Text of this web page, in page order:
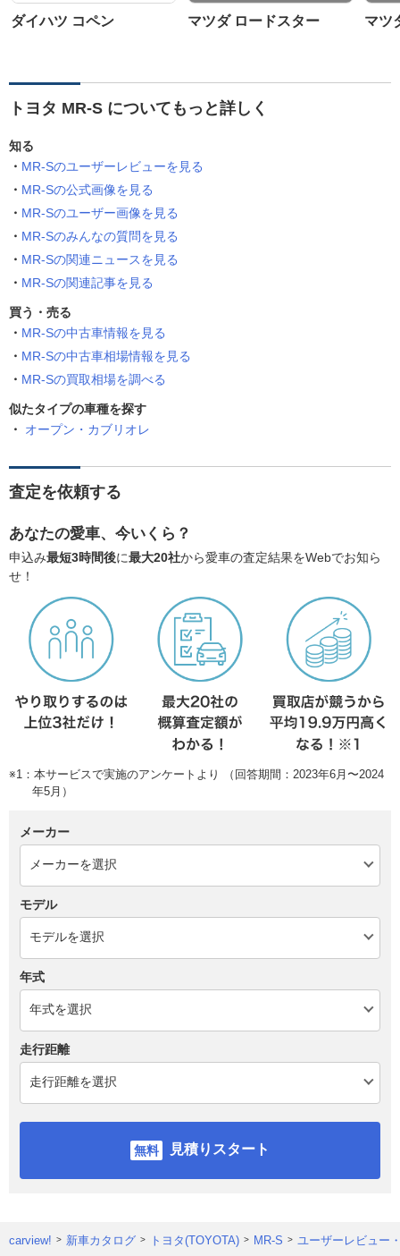
ダイハツ コペン マツダ ロードスター マツ
トヨタ MR-S についてもっと詳しく
知る
MR-Sのユーザーレビューを見る
MR-Sの公式画像を見る
MR-Sのユーザー画像を見る
MR-Sのみんなの質問を見る
MR-Sの関連ニュースを見る
MR-Sの関連記事を見る
買う・売る
MR-Sの中古車情報を見る
MR-Sの中古車相場情報を見る
MR-Sの買取相場を調べる
似たタイプの車種を探す
オープン・カブリオレ
査定を依頼する
あなたの愛車、今いくら？
申込み最短3時間後に最大20社から愛車の査定結果をWebでお知ら
せ！
※1：本サービスで実施のアンケートより （回答期間：2023年6月〜2024
年5月）
メーカー
モデル
年式
走行距離
見積りスタート
carview! 新車カタログ トヨタ(TOYOTA) MR-S ユーザーレビュー